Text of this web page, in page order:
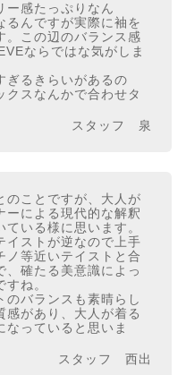
ー感たっぷりなん
るんですが実際に袖を
。この辺のバランス感
ならではな気がしま
ぎるきらいがあるの
クスなんかで合わせタ
スタッフ 泉
のことですが、大人が
ーによる現代的な解釈
いる様に思います。
イストが逆なので上手
ノ等近いテイストと合
、確たる美意識によっ
ね。
のバランスも素晴らし
感があり、大人が着る
なっていると思いま
スタッフ 西出